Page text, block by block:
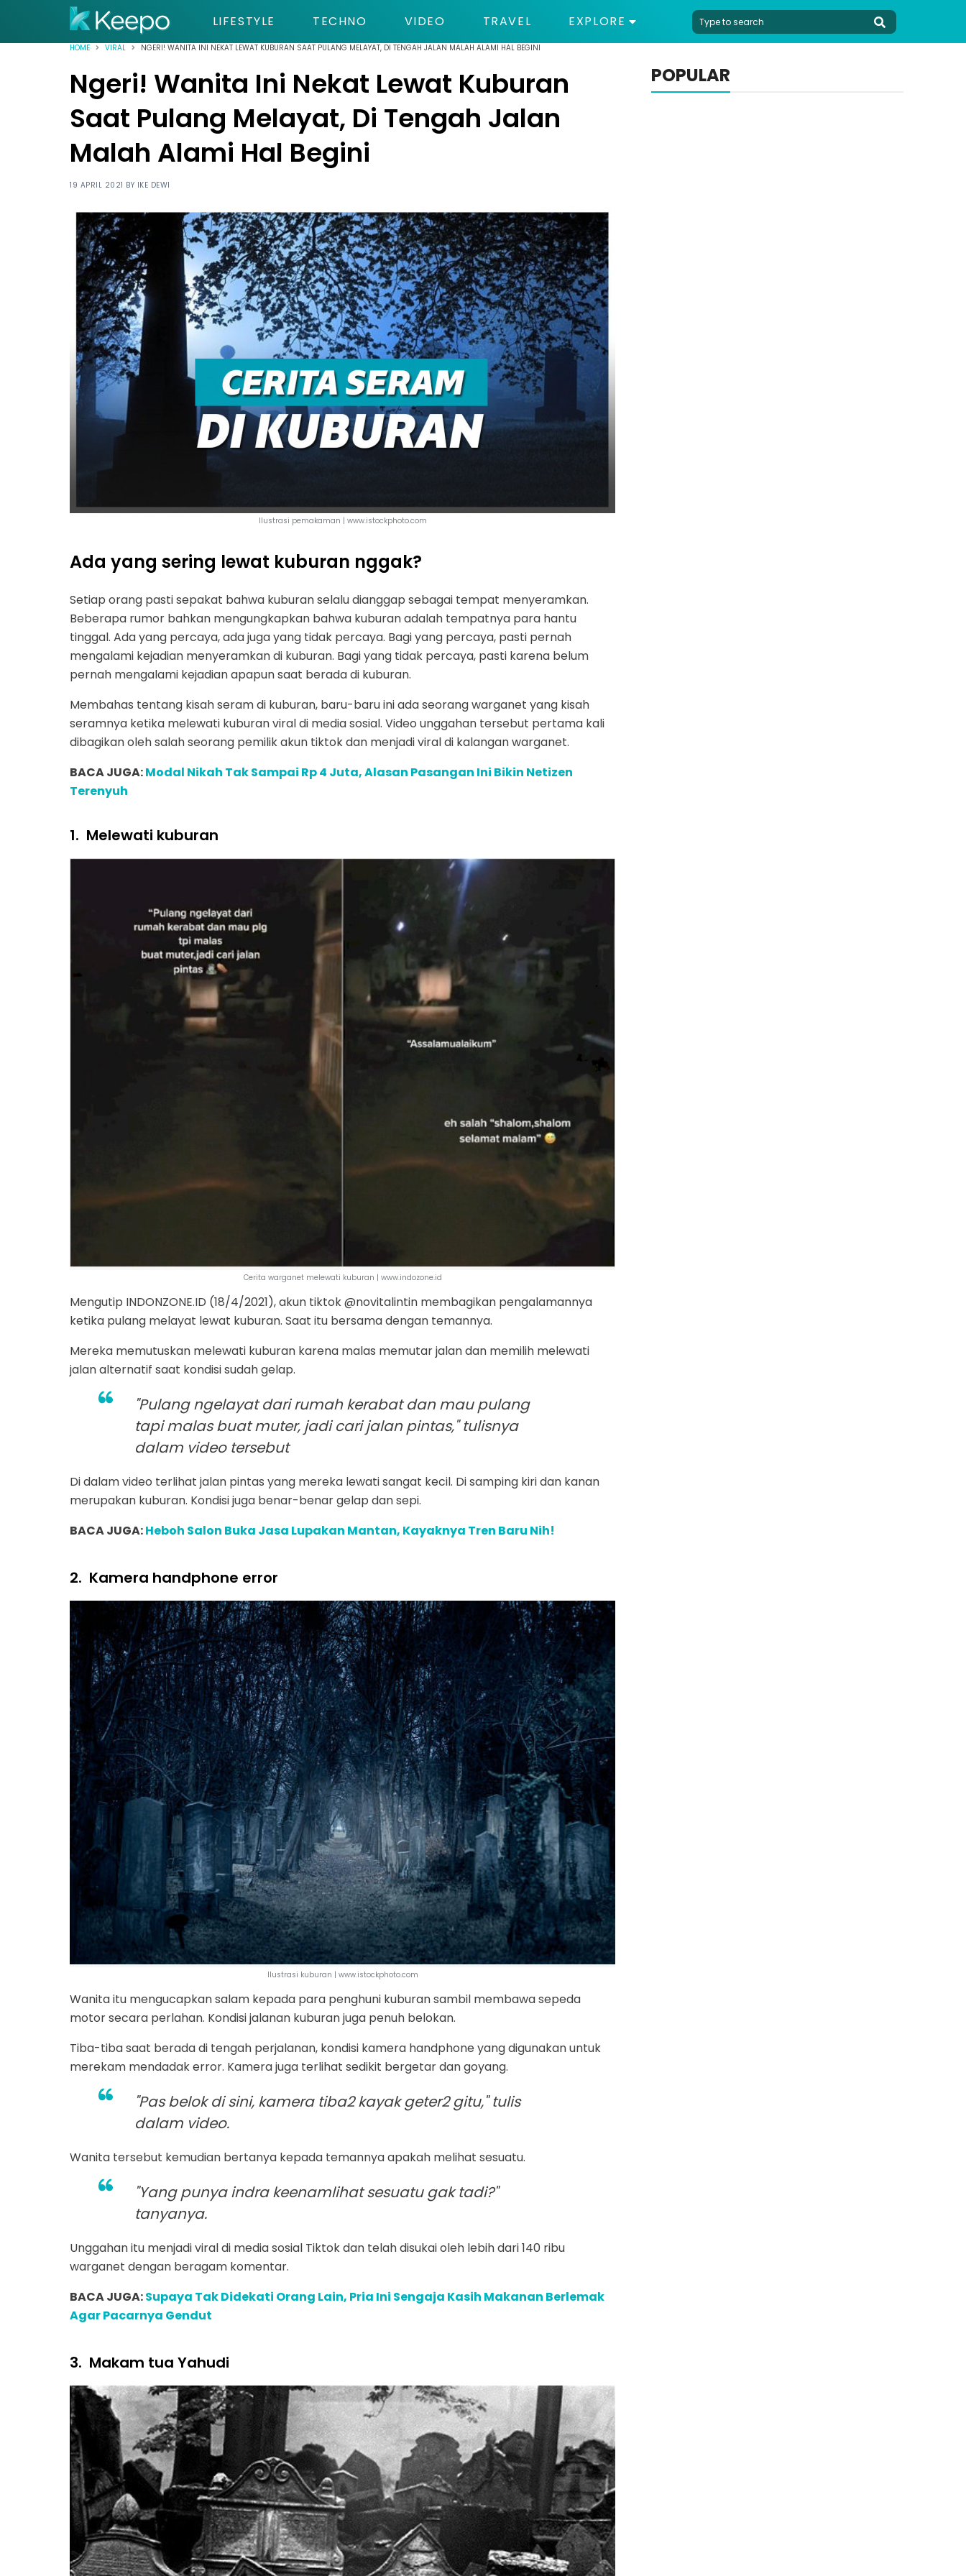
LIFESTYLE TECHNO VIDEO TRAVEL EXPLORE
HOME VIRAL NGERI! WANITA INI NEKAT LEWAT KUBURAN SAAT PULANG MELAYAT, DI TENGAH JALAN MALAH ALAMI HAL BEGINI
Ngeri! Wanita Ini Nekat Lewat Kuburan
Saat Pulang Melayat, Di Tengah Jalan
Malah Alami Hal Begini
19 APRIL 2021 BY IKE DEWI
Ilustrasi pemakaman | www.istockphoto.com
Ada yang sering lewat kuburan nggak?
Setiap orang pasti sepakat bahwa kuburan selalu dianggap sebagai tempat menyeramkan.
Beberapa rumor bahkan mengungkapkan bahwa kuburan adalah tempatnya para hantu
tinggal. Ada yang percaya, ada juga yang tidak percaya. Bagi yang percaya, pasti pernah
mengalami kejadian menyeramkan di kuburan. Bagi yang tidak percaya, pasti karena belum
pernah mengalami kejadian apapun saat berada di kuburan.
Membahas tentang kisah seram di kuburan, baru-baru ini ada seorang warganet yang kisah
seramnya ketika melewati kuburan viral di media sosial. Video unggahan tersebut pertama kali
dibagikan oleh salah seorang pemilik akun tiktok dan menjadi viral di kalangan warganet.
BACA JUGA:Modal Nikah Tak Sampai Rp 4 Juta, Alasan Pasangan Ini Bikin Netizen
Terenyuh
1. Melewati kuburan
Cerita warganet melewati kuburan | www.indozone.id
Mengutip INDONZONE.ID (18/4/2021), akun tiktok @novitalintin membagikan pengalamannya
ketika pulang melayat lewat kuburan. Saat itu bersama dengan temannya.
Mereka memutuskan melewati kuburan karena malas memutar jalan dan memilih melewati
jalan alternatif saat kondisi sudah gelap.
"Pulang ngelayat dari rumah kerabat dan mau pulang
tapi malas buat muter, jadi cari jalan pintas," tulisnya
dalam video tersebut
Di dalam video terlihat jalan pintas yang mereka lewati sangat kecil. Di samping kiri dan kanan
merupakan kuburan. Kondisi juga benar-benar gelap dan sepi.
BACA JUGA:Heboh Salon Buka Jasa Lupakan Mantan, Kayaknya Tren Baru Nih!
2. Kamera handphone error
Ilustrasi kuburan | www.istockphoto.com
Wanita itu mengucapkan salam kepada para penghuni kuburan sambil membawa sepeda
motor secara perlahan. Kondisi jalanan kuburan juga penuh belokan.
Tiba-tiba saat berada di tengah perjalanan, kondisi kamera handphone yang digunakan untuk
merekam mendadak error. Kamera juga terlihat sedikit bergetar dan goyang.
"Pas belok di sini, kamera tiba2 kayak geter2 gitu," tulis
dalam video.
Wanita tersebut kemudian bertanya kepada temannya apakah melihat sesuatu.
"Yang punya indra keenamlihat sesuatu gak tadi?"
tanyanya.
Unggahan itu menjadi viral di media sosial Tiktok dan telah disukai oleh lebih dari 140 ribu
warganet dengan beragam komentar.
BACA JUGA:Supaya Tak Didekati Orang Lain, Pria Ini Sengaja Kasih Makanan Berlemak
Agar Pacarnya Gendut
3. Makam tua Yahudi
POPULAR